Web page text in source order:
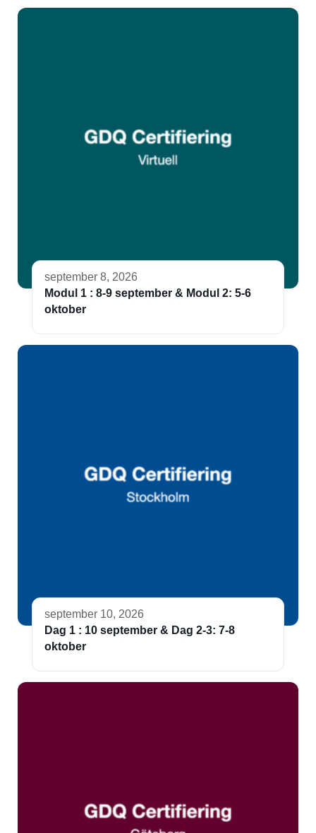
september 8, 2026
Modul 1 : 8-9 september & Modul 2: 5-6
oktober
september 10, 2026
Dag 1 : 10 september & Dag 2-3: 7-8
oktober